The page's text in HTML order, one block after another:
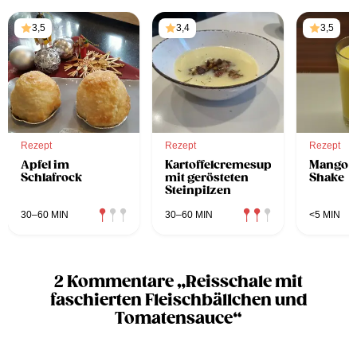
3,5
Rezept
Apfel im
Schlafrock
30–60 MIN
3,4
Rezept
Kartoffelcremesuppe
mit gerösteten
Steinpilzen
30–60 MIN
3,5
Rezept
Mango-
Shake
<5 MIN
2 Kommentare „Reisschale mit
faschierten Fleischbällchen und
Tomatensauce“